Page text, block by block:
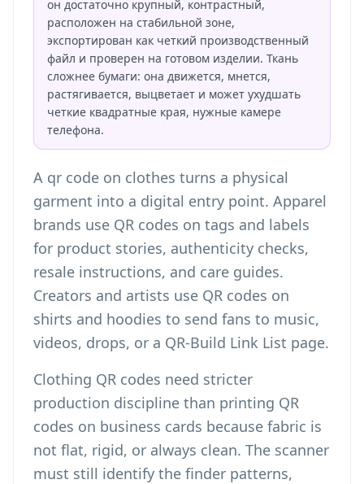
он достаточно крупный, контрастный,
расположен на стабильной зоне,
экспортирован как четкий производственный
файл и проверен на готовом изделии. Ткань
сложнее бумаги: она движется, мнется,
растягивается, выцветает и может ухудшать
четкие квадратные края, нужные камере
телефона.
A qr code on clothes turns a physical
garment into a digital entry point. Apparel
brands use QR codes on tags and labels
for product stories, authenticity checks,
resale instructions, and care guides.
Creators and artists use QR codes on
shirts and hoodies to send fans to music,
videos, drops, or a QR-Build Link List page.
Clothing QR codes need stricter
production discipline than printing QR
codes on business cards because fabric is
not flat, rigid, or always clean. The scanner
must still identify the finder patterns,